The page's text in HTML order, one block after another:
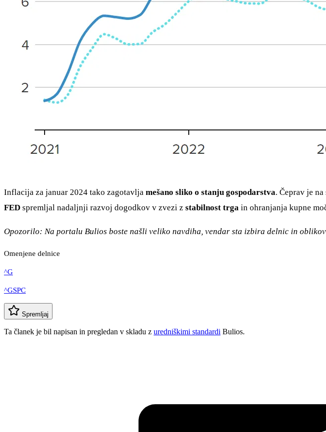
Inflacija za januar 2024 tako zagotavlja mešano sliko o stanju gospodarstva. Čeprav je
FED spremljal nadaljnji razvoj dogodkov v zvezi z stabilnost trga in ohranjanja kupne
Opozorilo: Na portalu Bulios boste našli veliko navdiha, vendar sta izbira delnic in
Omenjene delnice
^G
^GSPC
Spremljaj
Ta članek je bil napisan in pregledan v skladu z uredniškimi standardi Bulios.